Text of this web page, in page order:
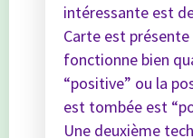
intéressante est
Carte est
fonctionne bien
“positive” ou la
est tombée est
Une deuxième